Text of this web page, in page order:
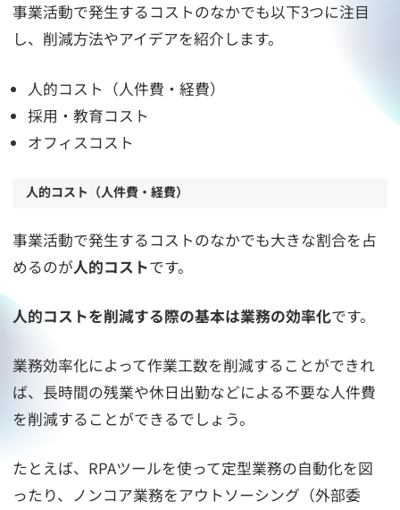
事業活動で発生するコストのなかでも以下3つに注目
し、削減方法やアイデアを紹介します。
人的コスト（人件費・経費）
採用・教育コスト
オフィスコスト
人的コスト（人件費・経費）
事業活動で発生するコストのなかでも大きな割合を占
めるのが人的コストです。
人的コストを削減する際の基本は業務の効率化です。
業務効率化によって作業工数を削減することができれ
ば、長時間の残業や休日出勤などによる不要な人件費
を削減することができるでしょう。
たとえば、RPAツールを使って定型業務の自動化を図
ったり、ノンコア業務をアウトソーシング（外部委